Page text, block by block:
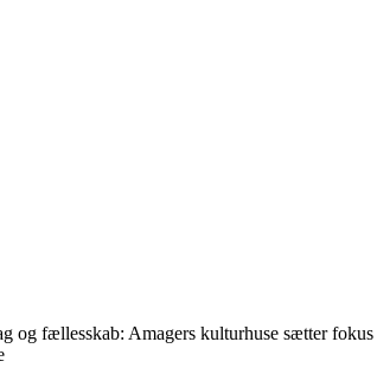
og fællesskab: Amagers kulturhuse sætter fokus